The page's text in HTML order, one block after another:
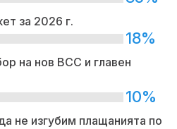
за 2026 г.
18%
на нов ВСС и главен
10%
не изгубим плащанията по